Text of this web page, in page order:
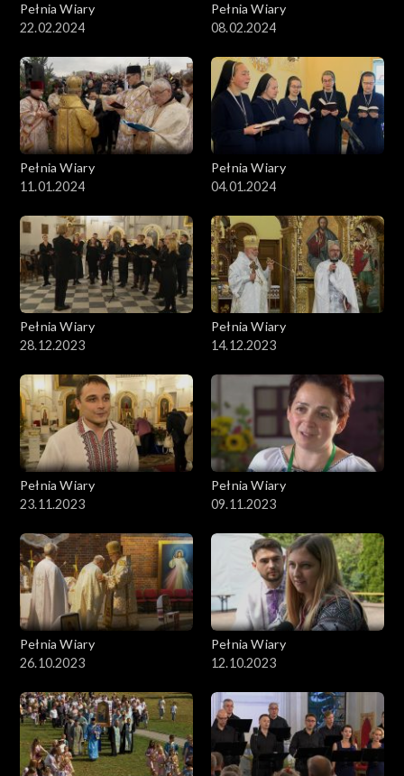
Pełnia Wiary
22.02.2024
Pełnia Wiary
08.02.2024
Pełnia Wiary
11.01.2024
Pełnia Wiary
04.01.2024
Pełnia Wiary
28.12.2023
Pełnia Wiary
14.12.2023
Pełnia Wiary
23.11.2023
Pełnia Wiary
09.11.2023
Pełnia Wiary
26.10.2023
Pełnia Wiary
12.10.2023